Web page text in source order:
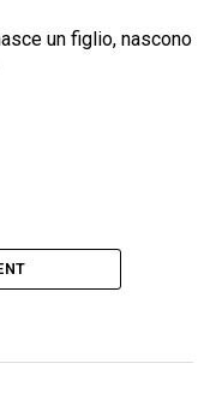
un figlio, nascono